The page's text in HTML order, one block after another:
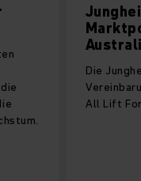
Die
All Lift